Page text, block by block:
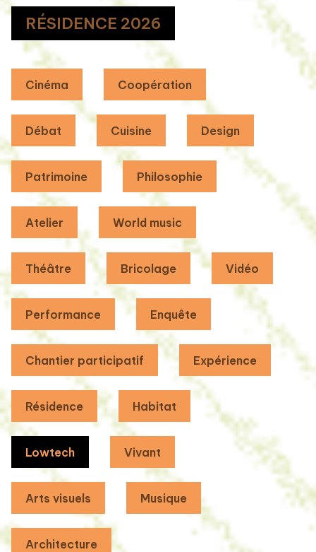
RÉSIDENCE 2026
Cinéma Coopération
Débat Cuisine Design
Patrimoine Philosophie
Atelier World music
Théâtre Bricolage Vidéo
Performance Enquête
Chantier participatif Expérience
Résidence Habitat
Lowtech Vivant
Arts visuels Musique
Architecture